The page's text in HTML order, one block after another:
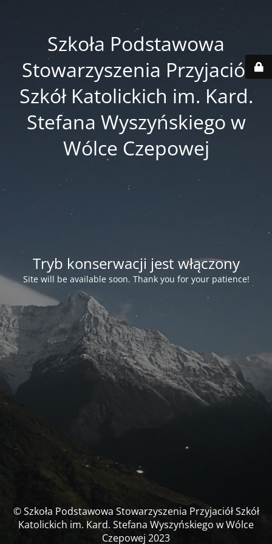
Szkoła Podstawowa
Stowarzyszenia Przyjaciół
Szkół Katolickich im. Kard.
Stefana Wyszyńskiego w
Wólce Czepowej
Tryb konserwacji jest włączony
Site will be available soon. Thank you for your patience!
© Szkoła Podstawowa Stowarzyszenia Przyjaciół Szkół
Katolickich im. Kard. Stefana Wyszyńskiego w Wólce
Czepowej 2023